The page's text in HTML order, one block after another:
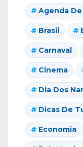
Agenda
Brasil
Carnaval
Cinema
Dia Dos
Dicas De
Economia